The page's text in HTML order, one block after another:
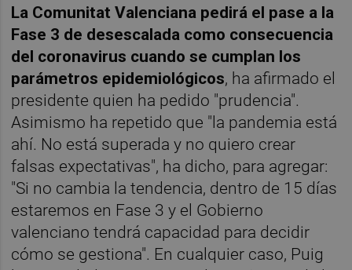
La Comunitat Valenciana pedirá el pase a la
Fase 3 de desescalada como consecuencia
del coronavirus cuando se cumplan los
parámetros epidemiológicos, ha afirmado el
presidente quien ha pedido "prudencia".
Asimismo ha repetido que "la pandemia está
ahí. No está superada y no quiero crear
falsas expectativas", ha dicho, para agregar:
"Si no cambia la tendencia, dentro de 15 días
estaremos en Fase 3 y el Gobierno
valenciano tendrá capacidad para decidir
cómo se gestiona". En cualquier caso, Puig